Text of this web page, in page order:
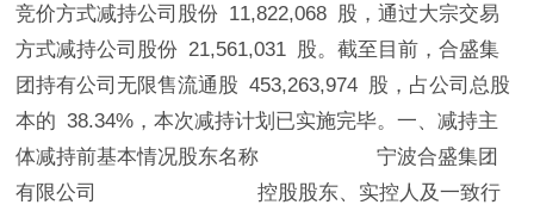
竞价方式减持公司股份 11,822,068 股，通过大宗交易
方式减持公司股份 21,561,031 股。截至目前，合盛集
团持有公司无限售流通股 453,263,974 股，占公司总股
本的 38.34%，本次减持计划已实施完毕。一、减持主
体减持前基本情况股东名称 宁波合盛集团
有限公司 控股股东、实控人及一致行